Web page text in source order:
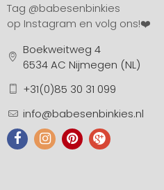
Tag @babesenbinkies
op Instagram en volg ons!❤️
Boekweitweg 4
6534 AC Nijmegen (NL)
+31(0)85 30 31 099
info@babesenbinkies.nl